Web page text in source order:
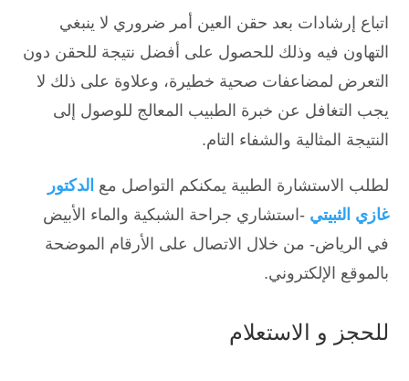
اتباع إرشادات بعد حقن العين أمر ضروري لا ينبغي
التهاون فيه وذلك للحصول على أفضل نتيجة للحقن دون
التعرض لمضاعفات صحية خطيرة، وعلاوة على ذلك لا
يجب التغافل عن خبرة الطبيب المعالج للوصول إلى
النتيجة المثالية والشفاء التام.
لطلب الاستشارة الطبية يمكنكم التواصل مع الدكتور
غازي الثبيتي -استشاري جراحة الشبكية والماء الأبيض
في الرياض- من خلال الاتصال على الأرقام الموضحة
بالموقع الإلكتروني.
للحجز و الاستعلام